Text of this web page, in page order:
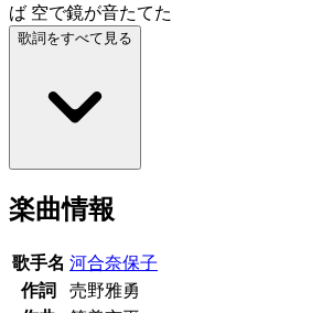
ば 空で鏡が音たてた
歌詞をすべて見る
楽曲情報
歌手名 河合奈保子
作詞
売野雅勇